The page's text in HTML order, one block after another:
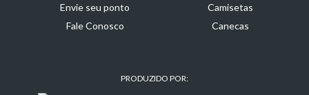
Envie seu ponto
Fale Conosco
Camisetas
Canecas
PRODUZIDO POR: